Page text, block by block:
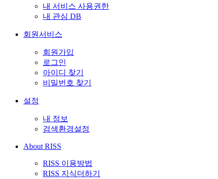
내 서비스 사용권한
내 관심 DB
회원서비스
회원가입
로그인
아이디 찾기
비밀번호 찾기
설정
내 정보
검색환경설정
About RISS
RISS 이용방법
RISS 지식더하기